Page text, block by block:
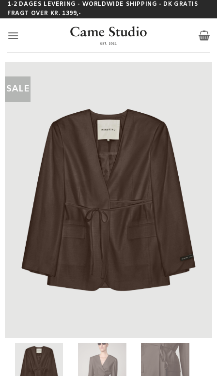
Fortsæt
til
1-2 DAGES LEVERING - WORLDWIDE SHIPPING - DK GRATIS
FRAGT OVER KR. 1399,-
SALE